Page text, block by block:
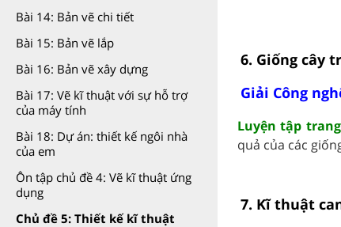
Bài 14: Bản vẽ chi tiết
Bài 15: Bản vẽ lắp
Bài 16: Bản vẽ xây dựng
Bài 17: Vẽ kĩ thuật với sự hỗ trợ
của máy tính
Bài 18: Dự án: thiết kế ngôi nhà
của em
Ôn tập chủ đề 4: Vẽ kĩ thuật ứng
dụng
Chủ đề 5: Thiết kế kĩ thuật
6. Giống cây
Giải Công
Luyện tập
quả của các
7. Kĩ thuật